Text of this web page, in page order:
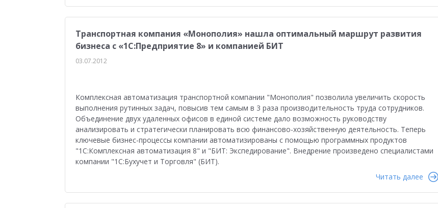
Транспортная компания «Монополия» нашла оптимальный маршрут развития
бизнеса с «1С:Предприятие 8» и компанией БИТ
03.07.2012
Комплексная автоматизация транспортной компании "Монополия" позволила увеличить скорость
выполнения рутинных задач, повысив тем самым в 3 раза производительность труда сотрудников.
Объединение двух удаленных офисов в единой системе дало возможность руководству
анализировать и стратегически планировать всю финансово-хозяйственную деятельность. Теперь
ключевые бизнес-процессы компании автоматизированы с помощью программных продуктов
"1С:Комплексная автоматизация 8" и "БИТ: Экспедирование". Внедрение произведено специалистами
компании "1С:Бухучет и Торговля" (БИТ).
Читать далее